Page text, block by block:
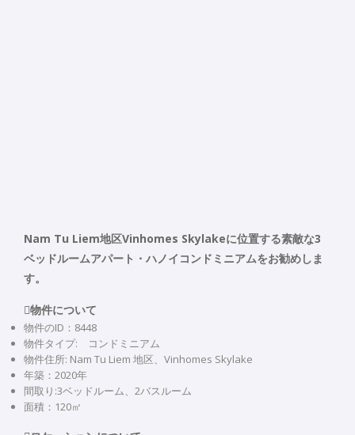
Nam Tu Liem地区Vinhomes Skylakeに位置する素敵な3
ベッドルームアパート・ハノイコンドミニアムをお勧めしま
す。
物件について
物件のID：8448
物件タイプ: コンドミニアム
物件住所: Nam Tu Liem 地区、Vinhomes Skylake
年築：2020年
間取り:3ベッドルーム、2バスルーム
面積：120㎡